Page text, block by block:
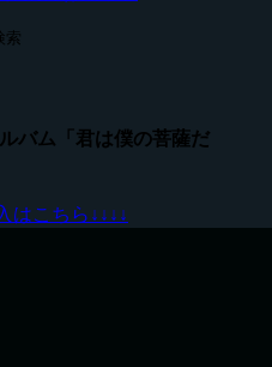
バム「君は僕の菩薩だ
はこちら↓ ↓ ↓ ↓